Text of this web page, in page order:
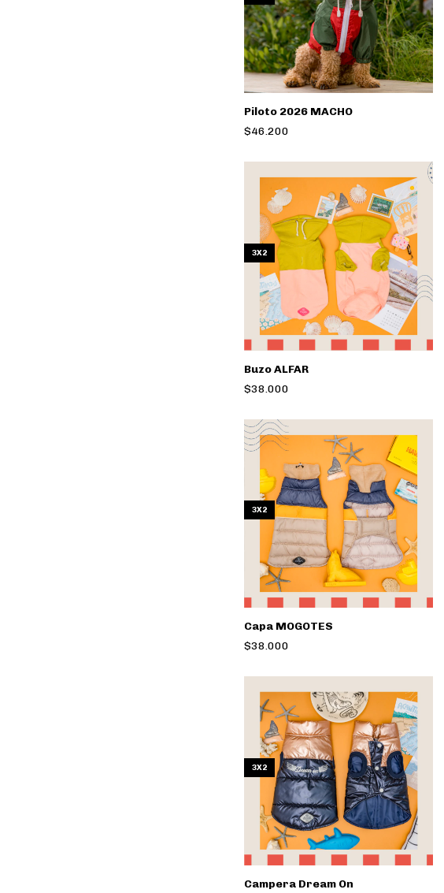
Piloto 2026 MACHO
$46.200
3X2
Buzo ALFAR
$38.000
3X2
Capa MOGOTES
$38.000
3X2
Campera Dream On